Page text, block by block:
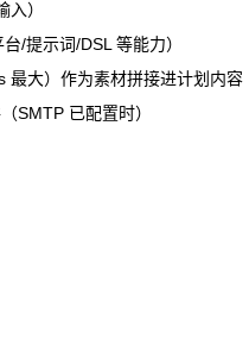
）
/提示词/DSL 等能力）
最大）作为素材拼接进计划内容
SMTP 已配置时）